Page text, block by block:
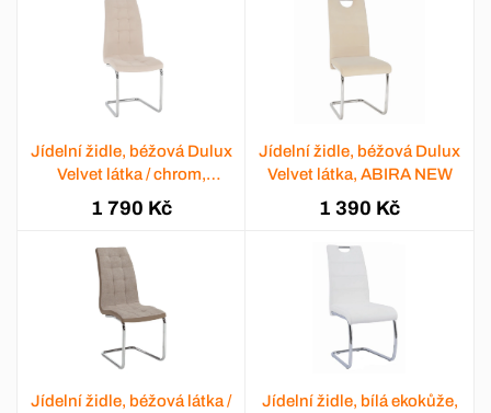
Jídelní židle, béžová Dulux
Velvet látka / chrom,
SALOMA NEW
1 790 Kč
Jídelní židle, béžová Dulux
Velvet látka, ABIRA NEW
1 390 Kč
Jídelní židle, béžová látka / Jídelní židle, bílá ekokůže,